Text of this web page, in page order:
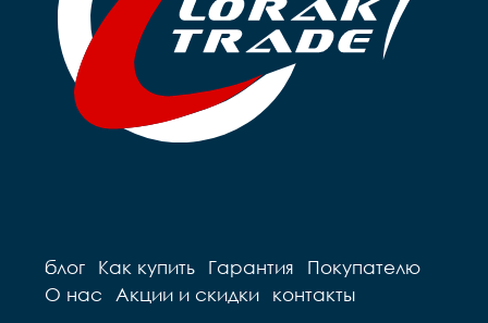
блог Как купить Гарантия
Покупателю
О нас
Акции и скидки контакты